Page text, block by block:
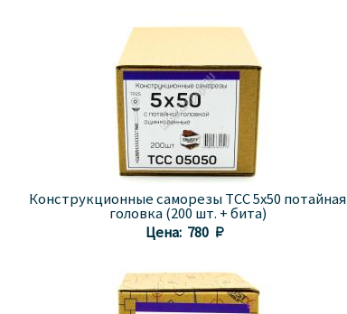
Конструкционные саморезы TCC 5x50 потайная
головка (200 шт. + бита)
Цена: 780 